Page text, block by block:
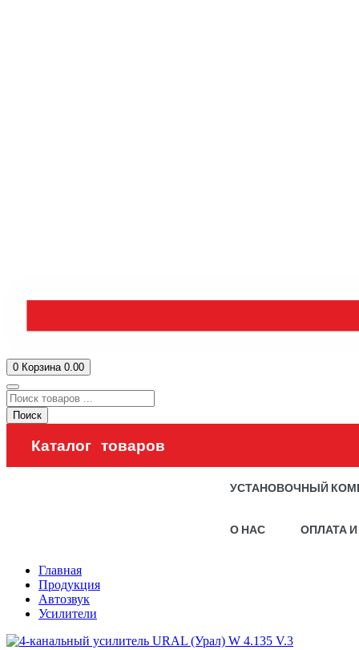
0 Корзина 0.00
Поиск
Каталог товаров
УСТАНОВОЧНЫЙ
О НАС ОПЛАТА
Главная
Продукция
Автозвук
Усилители